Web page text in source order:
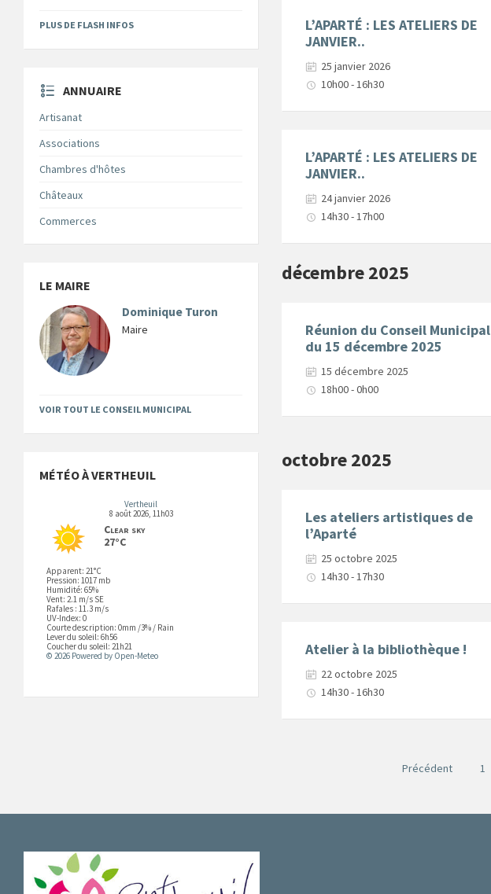
L’APARTÉ : LES ATELIERS DE
JANVIER..
25 janvier 2026
10h00 - 16h30
L’APARTÉ : LES ATELIERS DE
JANVIER..
24 janvier 2026
14h30 - 17h00
décembre 2025
Réunion du Conseil Municipal
du 15 décembre 2025
15 décembre 2025
18h00 - 0h00
octobre 2025
Les ateliers artistiques de
l’Aparté
25 octobre 2025
14h30 - 17h30
Atelier à la bibliothèque !
22 octobre 2025
14h30 - 16h30
Précédent 1
PLUS DE FLASH INFOS
ANNUAIRE
Artisanat
Associations
Chambres d'hôtes
Châteaux
Commerces
LE MAIRE
Dominique Turon
Maire
VOIR TOUT LE CONSEIL MUNICIPAL
MÉTÉO À VERTHEUIL
Vertheuil
8 août 2026, 11h03
Clear sky
27°C
Apparent: 21°C
Pression: 1017 mb
Humidité: 65%
Vent: 2.1 m/s SE
Rafales : 11.3 m/s
UV-Index: 0
Courte description: 0mm /3% / Rain
Lever du soleil: 6h56
Coucher du soleil: 21h21
© 2026 Powered by Open-Meteo